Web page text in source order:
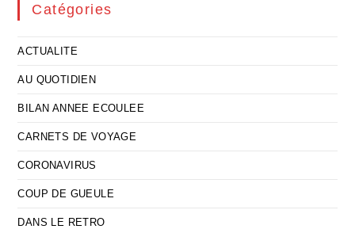
Catégories
ACTUALITE
AU QUOTIDIEN
BILAN ANNEE ECOULEE
CARNETS DE VOYAGE
CORONAVIRUS
COUP DE GUEULE
DANS LE RETRO